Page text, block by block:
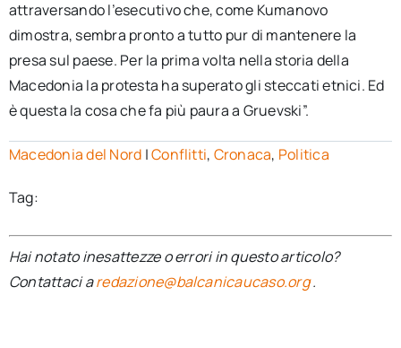
attraversando l’esecutivo che, come Kumanovo
dimostra, sembra pronto a tutto pur di mantenere la
presa sul paese. Per la prima volta nella storia della
Macedonia la protesta ha superato gli steccati etnici. Ed
è questa la cosa che fa più paura a Gruevski”.
Macedonia del Nord |Conflitti, Cronaca, Politica
Tag:
Hai notato inesattezze o errori in questo articolo?
Contattaci aredazione@balcanicaucaso.org.